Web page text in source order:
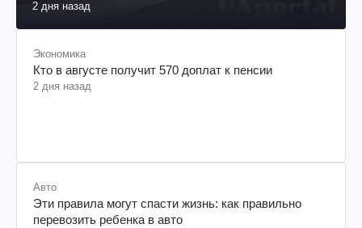
2 дня назад
Экономика
Кто в августе получит 570 доплат к пенсии
2 дня назад
Авто
Эти правила могут спасти жизнь: как правильно
перевозить ребенка в авто